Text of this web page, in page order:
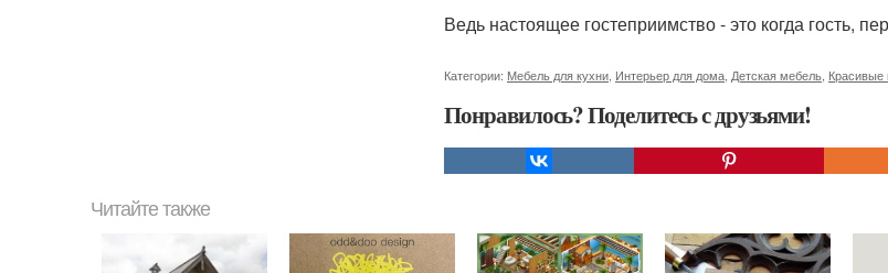
Ведь настоящее гостеприимство - это когда гость,
Категории: Мебель для кухни Интерьер для дома Детская мебель Красивые
Понравилось? Поделитесь с друзьями!
Читайте также